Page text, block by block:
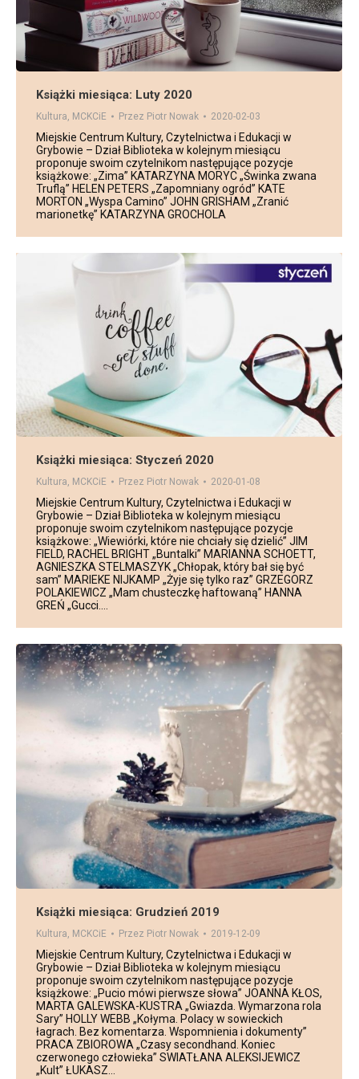
Książki miesiąca: Luty 2020
Kultura, MCKCiE Przez Piotr Nowak 2020-02-03
Miejskie Centrum Kultury, Czytelnictwa i Edukacji w
Grybowie – Dział Biblioteka w kolejnym miesiącu
proponuje swoim czytelnikom następujące pozycje
książkowe: „Zima” KATARZYNA MORYC „Świnka zwana
Truflą” HELEN PETERS „Zapomniany ogród” KATE
MORTON „Wyspa Camino” JOHN GRISHAM „Zranić
marionetkę” KATARZYNA GROCHOLA
Książki miesiąca: Styczeń 2020
Kultura, MCKCiE Przez Piotr Nowak 2020-01-08
Miejskie Centrum Kultury, Czytelnictwa i Edukacji w
Grybowie – Dział Biblioteka w kolejnym miesiącu
proponuje swoim czytelnikom następujące pozycje
książkowe: „Wiewiórki, które nie chciały się dzielić” JIM
FIELD, RACHEL BRIGHT „Buntalki” MARIANNA SCHOETT,
AGNIESZKA STELMASZYK „Chłopak, który bał się być
sam” MARIEKE NIJKAMP „Żyje się tylko raz” GRZEGORZ
POLAKIEWICZ „Mam chusteczkę haftowaną” HANNA
GREŃ „Gucci.…
Książki miesiąca: Grudzień 2019
Kultura, MCKCiE Przez Piotr Nowak 2019-12-09
Miejskie Centrum Kultury, Czytelnictwa i Edukacji w
Grybowie – Dział Biblioteka w kolejnym miesiącu
proponuje swoim czytelnikom następujące pozycje
książkowe: „Pucio mówi pierwsze słowa” JOANNA KŁOS,
MARTA GALEWSKA-KUSTRA „Gwiazda. Wymarzona rola
Sary” HOLLY WEBB „Kołyma. Polacy w sowieckich
łagrach. Bez komentarza. Wspomnienia i dokumenty”
PRACA ZBIOROWA „Czasy secondhand. Koniec
czerwonego człowieka” SWIATŁANA ALEKSIJEWICZ
„Kult” ŁUKASZ…